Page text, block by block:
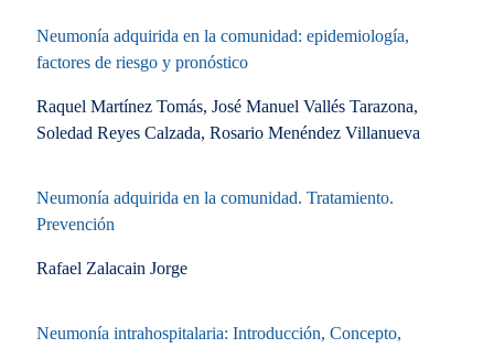
Neumonía adquirida en la comunidad: epidemiología,
factores de riesgo y pronóstico
Raquel Martínez Tomás, José Manuel Vallés Tarazona,
Soledad Reyes Calzada, Rosario Menéndez Villanueva
Neumonía adquirida en la comunidad. Tratamiento.
Prevención
Rafael Zalacain Jorge
Neumonía intrahospitalaria: Introducción, Concepto,